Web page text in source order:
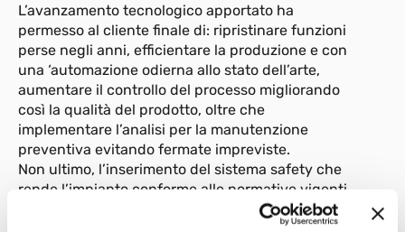
L’avanzamento tecnologico apportato ha
permesso al cliente finale di: ripristinare funzioni
perse negli anni, efficientare la produzione e con
una ‘automazione odierna allo stato dell’arte,
aumentare il controllo del processo migliorando
così la qualità del prodotto, oltre che
implementare l’analisi per la manutenzione
preventiva evitando fermate impreviste.
Non ultimo, l’inserimento del sistema safety che
rende l’impianto conforme alle normative vigenti,
e che permette l’utilizzo in piena sicurezza per